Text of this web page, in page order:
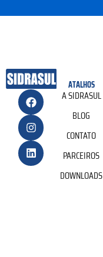
ATALHOS
A SIDRASUL
BLOG
CONTATO
PARCEIROS
DOWNLOADS